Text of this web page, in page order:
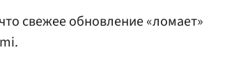
свежее обновление «ломает»